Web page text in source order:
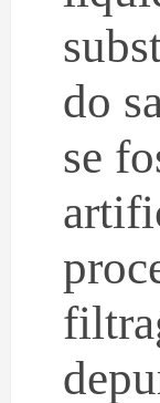
do
se